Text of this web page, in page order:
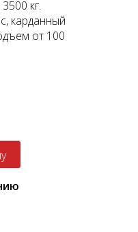
кг.
карданный
от 100